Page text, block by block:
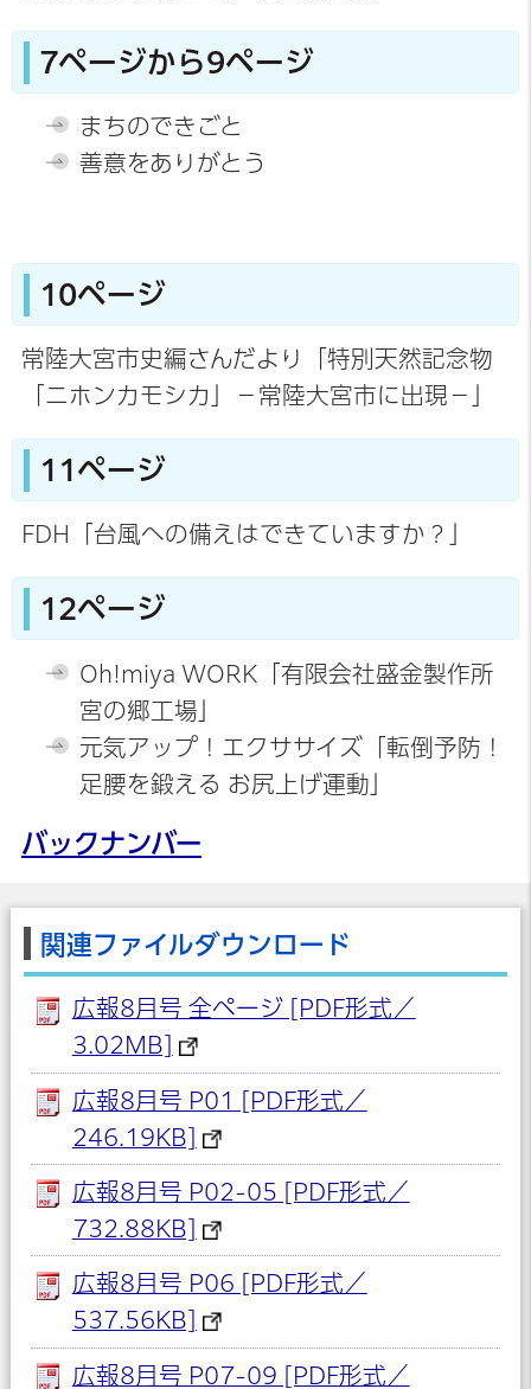
7ページから9ページ
まちのできごと
善意をありがとう
10ページ
常陸大宮市史編さんだより「特別天然記念物
「ニホンカモシカ」－常陸大宮市に出現－」
11ページ
FDH「台風への備えはできていますか？」
12ページ
Oh!miya WORK「有限会社盛金製作所
宮の郷工場」
元気アップ！エクササイズ「転倒予防！
足腰を鍛える お尻上げ運動」
バックナンバー
関連ファイルダウンロード
広報8月号 全ページ [PDF形式／
3.02MB]
広報8月号 P01 [PDF形式／
246.19KB]
広報8月号 P02-05 [PDF形式／
732.88KB]
広報8月号 P06 [PDF形式／
537.56KB]
広報8月号 P07-09 [PDF形式／